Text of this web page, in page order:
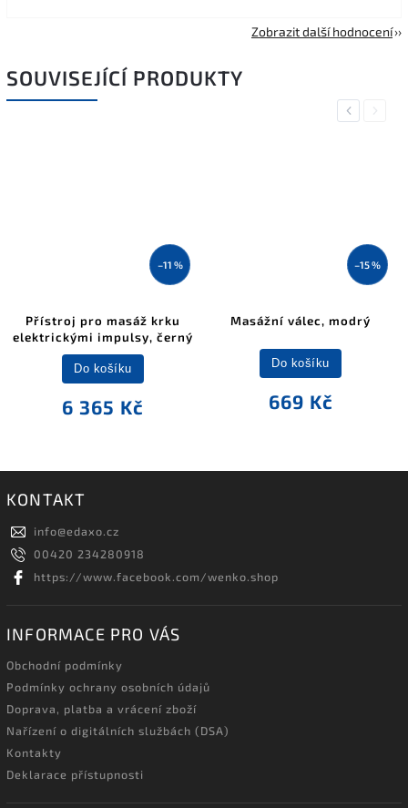
Zobrazit další hodnocení
SOUVISEJÍCÍ PRODUKTY
Previous
–11 %
Přístroj pro masáž krku
elektrickými impulsy, černý
6 365 Kč
Do košíku
–15 %
Masážní válec, modrý
669 Kč
Do košíku
Next
KONTAKT
info@edaxo.cz
00420 234280918
https://www.facebook.com/wenko.shop
INFORMACE PRO VÁS
Obchodní podmínky
Podmínky ochrany osobních údajů
Doprava, platba a vrácení zboží
Nařízení o digitálních službách (DSA)
Kontakty
Deklarace přístupnosti